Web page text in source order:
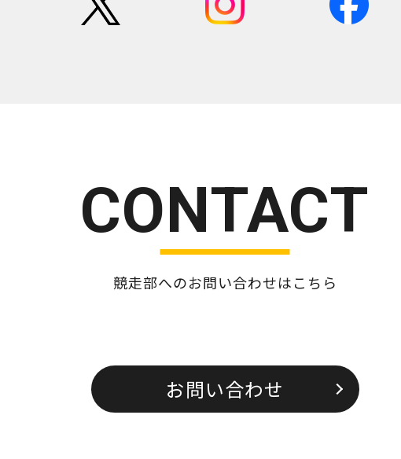
CONTACT
競走部へのお問い合わせはこちら
お問い合わせ